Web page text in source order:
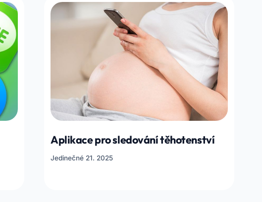
Aplikace pro sledování těhotenství
Jedinečné 21. 2025